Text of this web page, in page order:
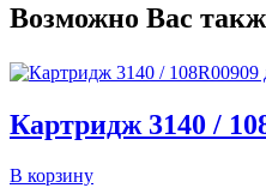
Возможно Вас
Картридж 3140 /
В корзину